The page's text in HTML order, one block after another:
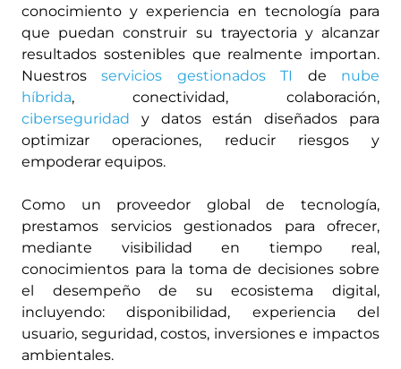
conocimiento y experiencia en tecnología para
que puedan construir su trayectoria y alcanzar
resultados sostenibles que realmente importan.
Nuestrosservicios gestionados TI de nube
híbrida, conectividad, colaboración,
ciberseguridad y datos están diseñados para
optimizar operaciones, reducir riesgos y
empoderar equipos.
Como un proveedor global de tecnología,
prestamos servicios gestionados para ofrecer,
mediante visibilidad en tiempo real,
conocimientos para la toma de decisiones sobre
el desempeño de su ecosistema digital,
incluyendo: disponibilidad, experiencia del
usuario, seguridad, costos, inversiones e impactos
ambientales.